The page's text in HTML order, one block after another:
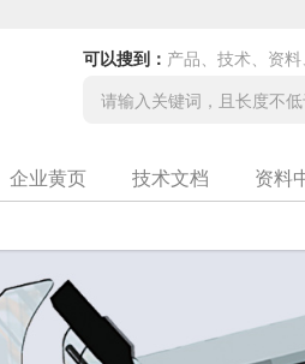
可以搜到： 产品、技术、资
企业黄页 技术文档 资料
司